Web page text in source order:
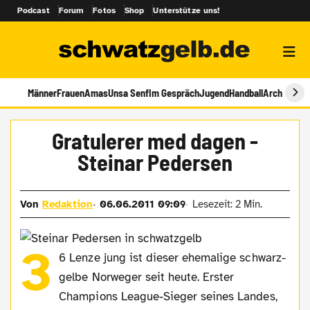
Podcast Forum Fotos Shop Unterstütze uns!
MännerFrauenAmasUnsa SenfIm GesprächJugendHandballArchiv
Gratulerer med dagen -
Steinar Pedersen
VonRedaktion 06.06.2011 09:09 Lesezeit: 2 Min.
3
6 Lenze jung ist dieser ehemalige schwarz-
gelbe Norweger seit heute. Erster
Champions League-Sieger seines Landes,